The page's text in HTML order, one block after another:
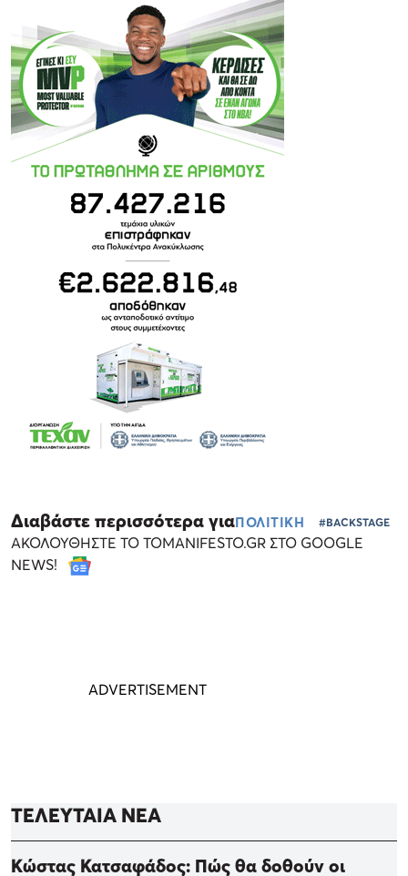
Διαβάστε περισσότερα γιαΠΟΛΙΤΙΚΗ #BACKSTAGE
ΑΚΟΛΟΥΘΗΣΤΕ ΤΟ TOMANIFESTO.GR ΣΤΟ GOOGLE
NEWS!
ΤΕΛΕΥΤΑΙΑ ΝΕΑ
Κώστας Κατσαφάδος: Πώς θα δοθούν οι